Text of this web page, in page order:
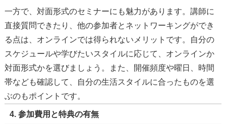
一方で、対面形式のセミナーにも魅力があります。講師に
直接質問できたり、他の参加者とネットワーキングができ
る点は、オンラインでは得られないメリットです。自分の
スケジュールや学びたいスタイルに応じて、オンラインか
対面形式かを選びましょう。また、開催頻度や曜日、時間
帯なども確認して、自分の生活スタイルに合ったものを選
ぶのもポイントです。
4. 参加費用と特典の有無